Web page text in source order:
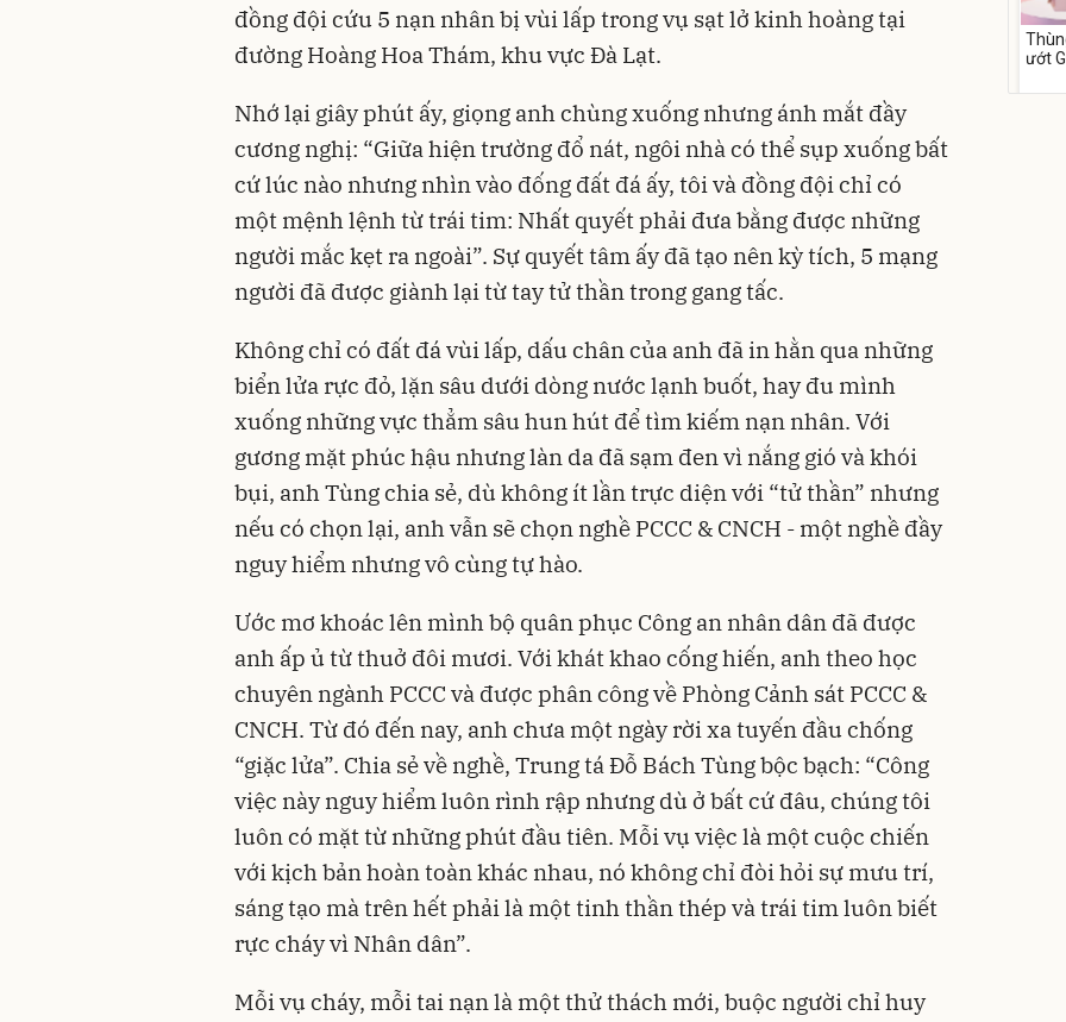
đồng đội cứu 5 nạn nhân bị vùi lấp trong vụ sạt lở kinh hoàng tại
đường Hoàng Hoa Thám, khu vực Đà Lạt.
Nhớ lại giây phút ấy, giọng anh chùng xuống nhưng ánh mắt đầy
cương nghị: “Giữa hiện trường đổ nát, ngôi nhà có thể sụp xuống bất
cứ lúc nào nhưng nhìn vào đống đất đá ấy, tôi và đồng đội chỉ có
một mệnh lệnh từ trái tim: Nhất quyết phải đưa bằng được những
người mắc kẹt ra ngoài”. Sự quyết tâm ấy đã tạo nên kỳ tích, 5 mạng
người đã được giành lại từ tay tử thần trong gang tấc.
Không chỉ có đất đá vùi lấp, dấu chân của anh đã in hằn qua những
biển lửa rực đỏ, lặn sâu dưới dòng nước lạnh buốt, hay đu mình
xuống những vực thẳm sâu hun hút để tìm kiếm nạn nhân. Với
gương mặt phúc hậu nhưng làn da đã sạm đen vì nắng gió và khói
bụi, anh Tùng chia sẻ, dù không ít lần trực diện với “tử thần” nhưng
nếu có chọn lại, anh vẫn sẽ chọn nghề PCCC & CNCH - một nghề đầy
nguy hiểm nhưng vô cùng tự hào.
Ước mơ khoác lên mình bộ quân phục Công an nhân dân đã được
anh ấp ủ từ thuở đôi mươi. Với khát khao cống hiến, anh theo học
chuyên ngành PCCC và được phân công về Phòng Cảnh sát PCCC &
CNCH. Từ đó đến nay, anh chưa một ngày rời xa tuyến đầu chống
“giặc lửa”. Chia sẻ về nghề, Trung tá Đỗ Bách Tùng bộc bạch: “Công
việc này nguy hiểm luôn rình rập nhưng dù ở bất cứ đâu, chúng tôi
luôn có mặt từ những phút đầu tiên. Mỗi vụ việc là một cuộc chiến
với kịch bản hoàn toàn khác nhau, nó không chỉ đòi hỏi sự mưu trí,
sáng tạo mà trên hết phải là một tinh thần thép và trái tim luôn biết
rực cháy vì Nhân dân”.
Mỗi vụ cháy, mỗi tai nạn là một thử thách mới, buộc người chỉ huy
ướt